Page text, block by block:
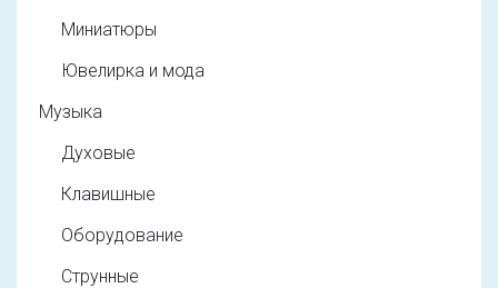
Миниатюры
Ювелирка и мода
Музыка
Духовые
Клавишные
Оборудование
Струнные